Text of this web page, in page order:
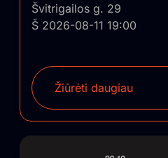
Švitrigailos g. 29
Š 2026-08-11 19:00
Žiūrėti daugiau